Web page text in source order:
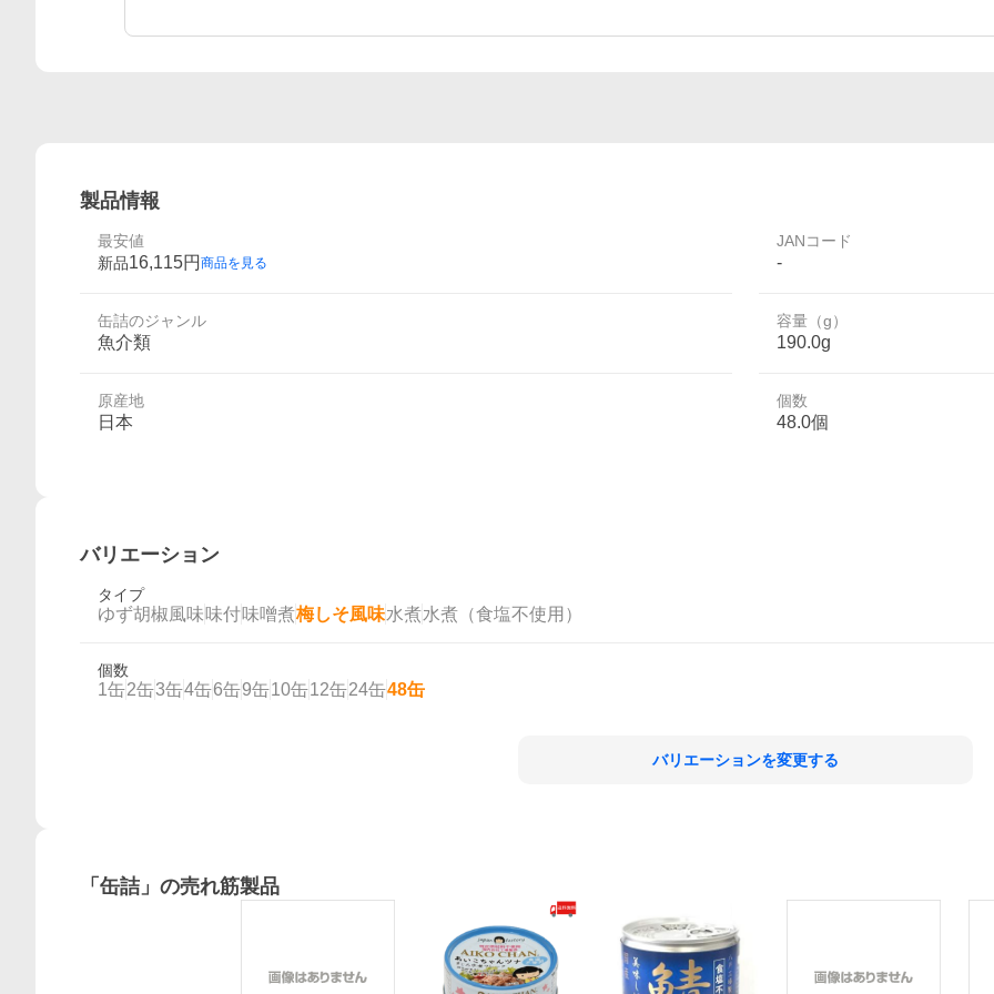
製品情報
最安値
新品16,115円 商品を見る
JANコード
-
缶詰のジャンル
魚介類
容量（g）
190.0g
原産地
日本
個数
48.0個
バリエーション
タイプ
ゆず胡椒風味 味付味噌煮梅しそ風味水煮水煮（食塩不使用）
個数
1缶2缶3缶4缶6缶9缶10缶12缶24缶48缶
バリエーションを変更する
「 缶詰 」の売れ筋製品